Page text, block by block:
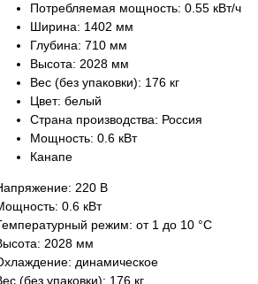
Потребляемая мощность: 0.55 кВт/ч
Ширина: 1402 мм
Глубина: 710 мм
Высота: 2028 мм
Вес (без упаковки): 176 кг
Цвет: белый
Страна производства: Россия
Мощность: 0.6 кВт
Канапе
220 В
0.6 кВт
режим: от 1 до 10 °C
2028 мм
динамическое
(без упаковки): 176 кг